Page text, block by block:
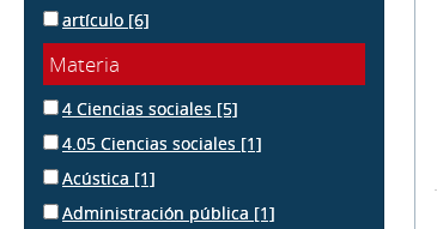
artículo [6]
Materia
4 Ciencias sociales [5]
4.05 Ciencias sociales [1]
Acústica [1]
Administración pública [1]